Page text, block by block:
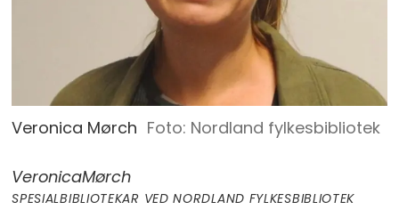
Veronica Mørch Nordland fylkesbibliotek
VeronicaMørch
SPESIALBIBLIOTEKAR VED NORDLAND FYLKESBIBLIOTEK